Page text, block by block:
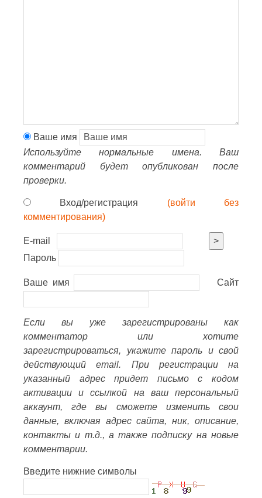
Ваше имя
Используйте нормальные имена. Ваш
комментарий будет опубликован после
проверки.
Вход/регистрация (войти без
комментирования)
E-mail
>
Пароль
Ваше имя Сайт
Если вы уже зарегистрированы как
комментатор или хотите
зарегистрироваться, укажите пароль и свой
действующий email. При регистрации на
указанный адрес придет письмо с кодом
активации и ссылкой на ваш персональный
аккаунт, где вы сможете изменить свои
данные, включая адрес сайта, ник, описание,
контакты и т.д., а также подписку на новые
комментарии.
Введите нижние символы